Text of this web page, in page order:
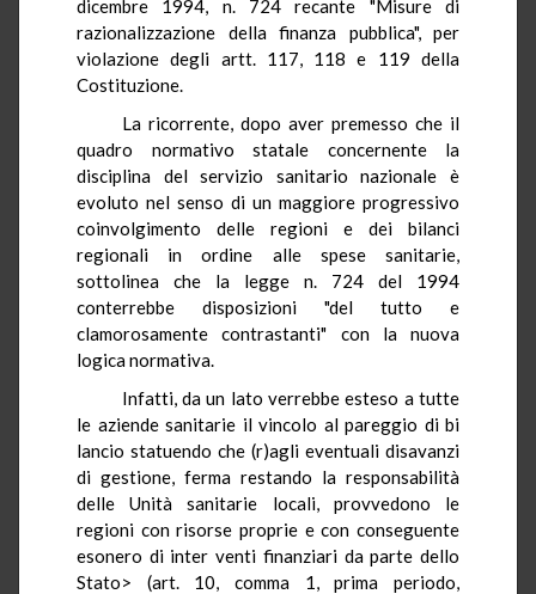
dicembre 1994, n. 724 recante "Misure di
razionalizzazione della finanza pubblica", per
violazione degli artt. 117, 118 e 119 della
Costituzione.
La ricorrente, dopo aver premesso che il
quadro normativo statale concernente la
disciplina del servizio sanitario nazionale è
evoluto nel senso di un maggiore progressivo
coinvolgimento delle regioni e dei bilanci
regionali in ordine alle spese sanitarie,
sottolinea che la legge n. 724 del 1994
conterrebbe disposizioni "del tutto e
clamorosamente contrastanti" con la nuova
logica normativa.
Infatti, da un lato verrebbe esteso a tutte
le aziende sanitarie il vincolo al pareggio di bi
lancio statuendo che (r)agli eventuali disavanzi
di gestione, ferma restando la responsabilità
delle Unità sanitarie locali, provvedono le
regioni con risorse proprie e con conseguente
esonero di inter venti finanziari da parte dello
Stato> (art. 10, comma 1, prima periodo,